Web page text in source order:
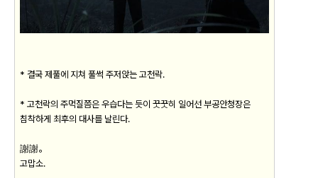
* 결국 제풀에 지쳐 풀썩 주저앉는 고천락.
* 고천락의 주먹질쯤은 우습다는 듯이 꿋꿋히 일어선 부공안청장은
침착하게 최후의 대사를 날린다.
謝謝。
고맙소.